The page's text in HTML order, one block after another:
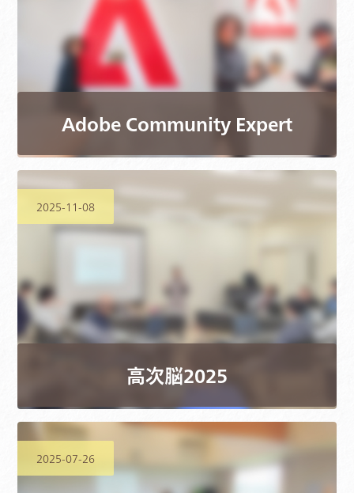
Adobe Community Expert
高次脳2025
2025-11-08
2025-07-26